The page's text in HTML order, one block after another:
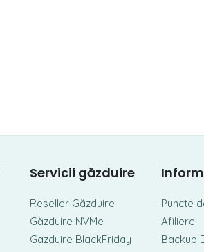
Servicii găzduire
Reseller Găzduire
Găzduire NVMe
Gazduire BlackFriday
Puncte
Afiliere
Backup